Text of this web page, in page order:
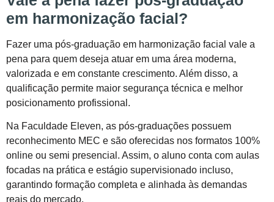
em harmonização facial?
Fazer uma pós-graduação em harmonização facial vale a
pena para quem deseja atuar em uma área moderna,
valorizada e em constante crescimento. Além disso, a
qualificação permite maior segurança técnica e melhor
posicionamento profissional.
Na Faculdade Eleven, as pós-graduações possuem
reconhecimento MEC e são oferecidas nos formatos 100%
online ou semi presencial. Assim, o aluno conta com aulas
focadas na prática e estágio supervisionado incluso,
garantindo formação completa e alinhada às demandas
reais do mercado.